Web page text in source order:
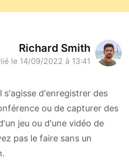
Richard Smith
le 14/09/2022 à 13:41
s'agisse d'enregistrer des
ou de capturer des
jeu ou d'une vidéo de
pas le faire sans un